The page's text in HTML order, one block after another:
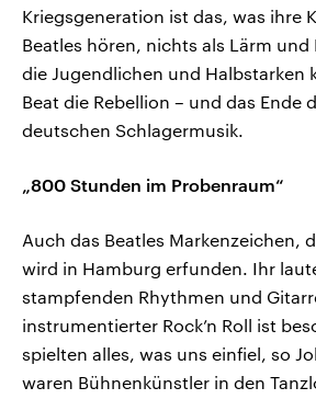
Kriegsgeneration ist das, was ihre
Beatles hören, nichts als Lärm
die Jugendlichen und Halbstarken
Beat die Rebellion – und das Ende
deutschen Schlagermusik.
„800 Stunden im Probenraum“
Auch das Beatles Markenzeichen,
wird in Hamburg erfunden. Ihr
stampfenden Rhythmen und
instrumentierter Rock’n Roll ist
spielten alles, was uns einfiel, so
waren Bühnenkünstler in den